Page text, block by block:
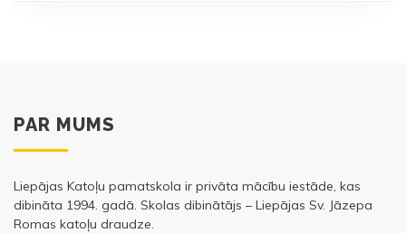
PAR MUMS
Liepājas Katoļu pamatskola ir privāta mācību iestāde, kas
dibināta 1994. gadā. Skolas dibinātājs – Liepājas Sv. Jāzepa
Romas katoļu draudze.